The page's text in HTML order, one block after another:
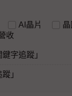
AI晶片
收
字追蹤」
」